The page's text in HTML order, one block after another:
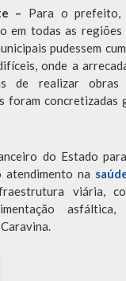
– Para o prefeito,
em todas as
pudessem
onde a
de realizar obras
foram concretizadas
do Estado
atendimento na
viária,
asfáltica,